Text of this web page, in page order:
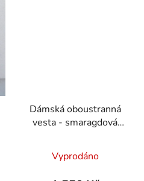
Dámská oboustranná
vesta - smaragdová
hodnocení
Vyprodáno